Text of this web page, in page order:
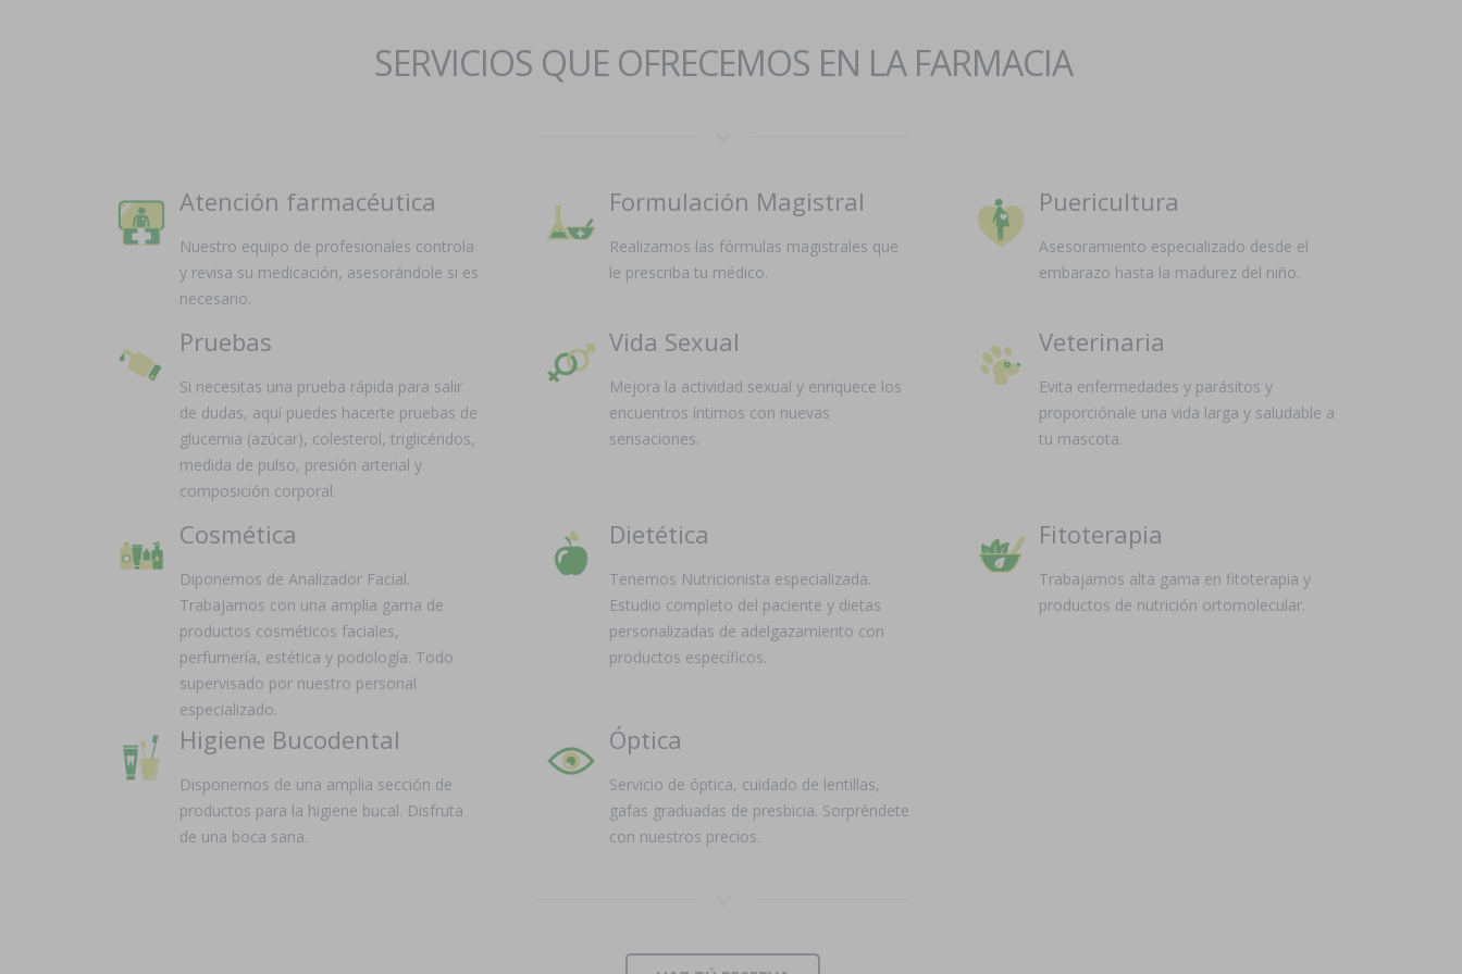
SERVICIOS QUE OFRECEMOS EN LA FARMACIA
Atención farmacéutica
Nuestro equipo de profesionales controla
y revisa su medicación, asesorándole si es
necesario.
Formulación Magistral
Realizamos las fórmulas magistrales que
le prescriba tu médico.
Puericultura
Asesoramiento especializado desde el
embarazo hasta la madurez del niño.
Pruebas
Si necesitas una prueba rápida para salir
de dudas, aquí puedes hacerte pruebas de
glucemia (azúcar), colesterol, triglicéridos,
medida de pulso, presión arterial y
composición corporal.
Vida Sexual
Mejora la actividad sexual y enriquece los
encuentros íntimos con nuevas
sensaciones.
Veterinaria
Evita enfermedades y parásitos y
proporciónale una vida larga y saludable a
tu mascota.
Cosmética
Diponemos de Analizador Facial.
Trabajamos con una amplia gama de
productos cosméticos faciales,
perfumería, estética y podología. Todo
supervisado por nuestro personal
especializado.
Dietética
Tenemos Nutricionista especializada.
Estudio completo del paciente y dietas
personalizadas de adelgazamiento con
productos específicos.
Fitoterapia
Trabajamos alta gama en fitoterapia y
productos de nutrición ortomolecular.
Higiene Bucodental
Disponemos de una amplia sección de
productos para la higiene bucal. Disfruta
de una boca sana.
Óptica
Servicio de óptica, cuidado de lentillas,
gafas graduadas de presbicia. Sorpréndete
con nuestros precios.